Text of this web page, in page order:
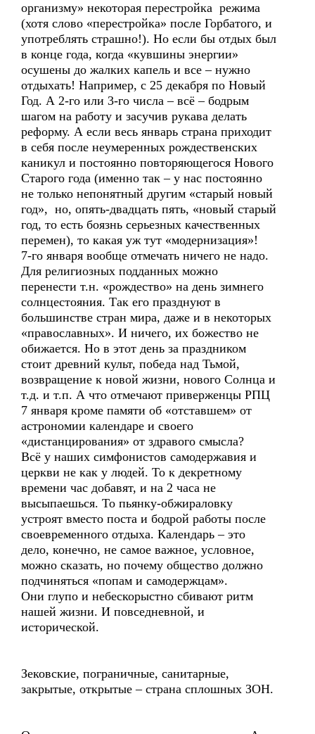
организму» некоторая перестройка режима
(хотя слово «перестройка» после Горбатого, и
употреблять страшно!). Но если бы отдых был
в конце года, когда «кувшины энергии»
осушены до жалких капель и все – нужно
отдыхать! Например, с 25 декабря по Новый
Год. А 2-го или 3-го числа – всё – бодрым
шагом на работу и засучив рукава делать
реформу. А если весь январь страна приходит
в себя после неумеренных рождественских
каникул и постоянно повторяющегося Нового
Старого года (именно так – у нас постоянно
не только непонятный другим «старый новый
год», но, опять-двадцать пять, «новый старый
год, то есть боязнь серьезных качественных
перемен), то какая уж тут «модернизация»!
7-го января вообще отмечать ничего не надо.
Для религиозных подданных можно
перенести т.н. «рождество» на день зимнего
солнцестояния. Так его празднуют в
большинстве стран мира, даже и в некоторых
«православных». И ничего, их божество не
обижается. Но в этот день за праздником
стоит древний культ, победа над Тьмой,
возвращение к новой жизни, нового Солнца и
т.д. и т.п. А что отмечают приверженцы РПЦ
7 января кроме памяти об «отставшем» от
астрономии календаре и своего
«дистанцирования» от здравого смысла?
Всё у наших симфонистов самодержавия и
церкви не как у людей. То к декретному
времени час добавят, и на 2 часа не
высыпаешься. То пьянку-обжираловку
устроят вместо поста и бодрой работы после
своевременного отдыха. Календарь – это
дело, конечно, не самое важное, условное,
можно сказать, но почему общество должно
подчиняться «попам и самодержцам».
Они глупо и небескорыстно сбивают ритм
нашей жизни. И повседневной, и
исторической.
Зековские, пограничные, санитарные,
закрытые, открытые – страна сплошных ЗОН.